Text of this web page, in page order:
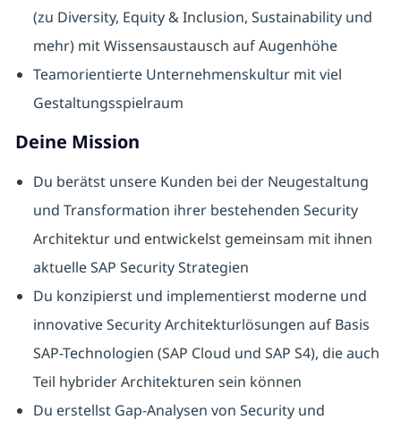
(zu Diversity, Equity & Inclusion, Sustainability und
mehr) mit Wissensaustausch auf Augenhöhe
Teamorientierte Unternehmenskultur mit viel
Gestaltungsspielraum
Deine Mission
Du berätst unsere Kunden bei der Neugestaltung
und Transformation ihrer bestehenden Security
Architektur und entwickelst gemeinsam mit ihnen
aktuelle SAP Security Strategien
Du konzipierst und implementierst moderne und
innovative Security Architekturlösungen auf Basis
SAP-Technologien (SAP Cloud und SAP S4), die auch
Teil hybrider Architekturen sein können
Du erstellst Gap-Analysen von Security und